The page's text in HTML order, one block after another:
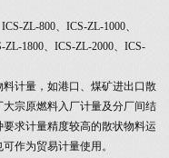
ZL-800、ICS-ZL-1000、
ZL-1800、ICS-ZL-2000、ICS-
计量，如港口、煤矿进出口散
宗原燃料入厂计量及分厂间结
求计量精度较高的散状物料运
作为贸易计量使用。